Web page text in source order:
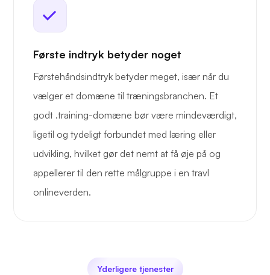
Første indtryk betyder noget
Førstehåndsindtryk betyder meget, især når du
vælger et domæne til træningsbranchen. Et
godt .training-domæne bør være mindeværdigt,
ligetil og tydeligt forbundet med læring eller
udvikling, hvilket gør det nemt at få øje på og
appellerer til den rette målgruppe i en travl
onlineverden.
Yderligere tjenester